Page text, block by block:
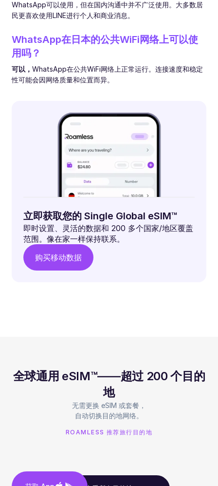
WhatsApp可以使用，但在国内沟通中并不广泛使用。大多数居
民更喜欢使用LINE进行个人和商业消息。
WhatsApp在日本的公共WiFi网络上可以使
用吗？
可以， WhatsApp在公共WiFi网络上正常运行。连接速度和稳定
性可能会因网络质量和位置而异。
立即获取您的 Single Global eSIM™
即时设置、灵活的数据和 200 多个国家/地区覆盖
范围。像在家一样保持联系。
购买移动数据
全球通用 eSIM™——超过 200 个目的
地
无需更换 eSIM 或套餐，
自动切换目的地网络。
ROAMLESS 推荐旅行目的地